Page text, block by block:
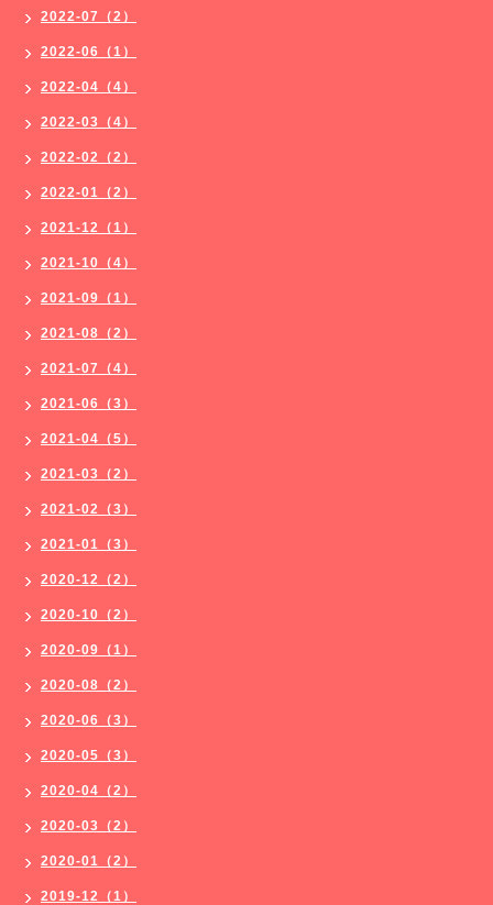
2022-07（2）
2022-06（1）
2022-04（4）
2022-03（4）
2022-02（2）
2022-01（2）
2021-12（1）
2021-10（4）
2021-09（1）
2021-08（2）
2021-07（4）
2021-06（3）
2021-04（5）
2021-03（2）
2021-02（3）
2021-01（3）
2020-12（2）
2020-10（2）
2020-09（1）
2020-08（2）
2020-06（3）
2020-05（3）
2020-04（2）
2020-03（2）
2020-01（2）
2019-12（1）